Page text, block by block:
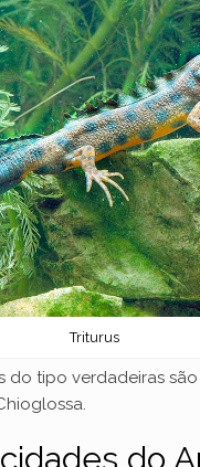
Triturus
do tipo verdadeiras
do